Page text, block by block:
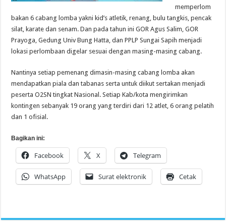
memperlom
bakan 6 cabang lomba yakni kid’s atletik, renang, bulu tangkis, pencak
silat, karate dan senam. Dan pada tahun ini GOR Agus Salim, GOR
Prayoga, Gedung Univ Bung Hatta, dan PPLP Sungai Sapih menjadi
lokasi perlombaan digelar sesuai dengan masing-masing cabang.
Nantinya setiap pemenang dimasin-masing cabang lomba akan
mendapatkan piala dan tabanas serta untuk diikut sertakan menjadi
peserta O2SN tingkat Nasional. Setiap Kab/kota mengirimkan
kontingen sebanyak 19 orang yang terdiri dari 12 atlet, 6 orang pelatih
dan 1 ofisial.
Bagikan ini:
Facebook X Telegram
WhatsApp Surat elektronik Cetak